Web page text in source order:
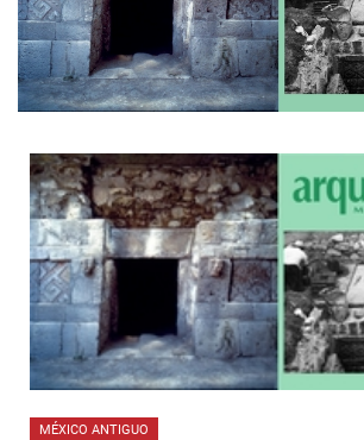
MÉXICO ANTIGUO